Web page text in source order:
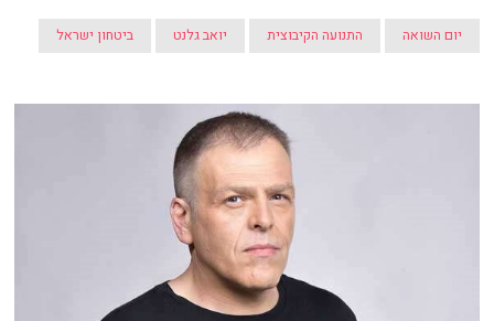
יום השואה התנועה הקיבוצית יואב גלנט ביטחון ישראל